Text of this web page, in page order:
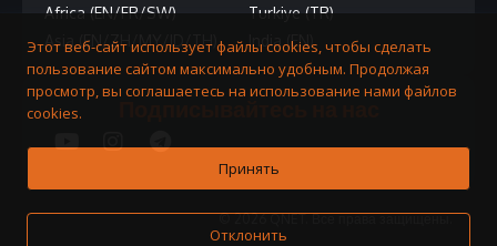
Africa (EN/FR/SW)
Asia (EN/ZH/MY/ID/TH)
Turkiye (TR)
India (EN)
© 2026 QNET. Все права защищены.
Этот веб-сайт использует файлы cookies, чтобы сделать
пользование сайтом максимально удобным. Продолжая
просмотр, вы соглашаетесь на использование нами файлов
cookies.
Принять
Отклонить